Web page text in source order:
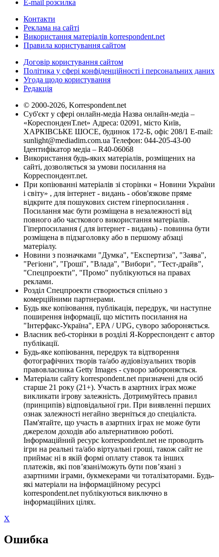
E-mail розсилка
Контакти
Реклама на сайті
Використання матеріалів korrespondent.net
Правила користування сайтом
Договір користування сайтом
Політика у сфері конфіденційності і персональних даних
Угода щодо користування
Редакція
© 2000-2026, Korrespondent.net
Суб'єкт у сфері онлайн-медіа Назва онлайн-медіа –
«КореспонденТ.net» Адреса: 02091, місто Київ,
ХАРКІВСЬКЕ ШОСЕ, будинок 172-Б, офіс 208/1 E-mail:
sunlight@mediadim.com.ua Телефон: 044-205-43-00
Ідентифікатор медіа – R40-06068
Використання будь-яких матеріалів, розміщених на
сайті, дозволяється за умови посилання на
Корреспондент.net.
При копіюванні матеріалів зі сторінки « Новини України
і світу» , для інтернет - видань - обов'язкове пряме
відкрите для пошукових систем гіперпосилання .
Посилання має бути розміщена в незалежності від
повного або часткового використання матеріалів.
Гіперпосилання ( для інтернет - видань) - повинна бути
розміщена в підзаголовку або в першому абзаці
матеріалу.
Новини з позначками "Думка", "Експертиза", "Заява",
"Регіони", "Гроші", "Влада", "Вибори", "Тест-драйв",
"Спецпроекти", "Промо" публікуються на правах
реклами.
Розділ Спецпроекти створюється спільно з
комерційними партнерами.
Будь яке копіювання, публікація, передрук, чи наступне
поширення інформації, що містить посилання на
"Інтерфакс-Україна", EPA / UPG, суворо забороняється.
Власник веб-сторінки в розділі Я-Корреспондент є автор
публікації.
Будь-яке копіювання, передрук та відтворення
фотографічних творів та/або аудіовізуальних творів
правовласника Getty Images - суворо забороняється.
Матеріали сайту korrespondent.net призначені для осіб
старше 21 року (21+). Участь в азартних іграх може
викликати ігрову залежність. Дотримуйтесь правил
(принципів) відповідальної гри. При виявленні перших
ознак залежності негайно зверніться до спеціаліста.
Пам'ятайте, що участь в азартних іграх не може бути
джерелом доходів або альтернативою роботі.
Інформаційний ресурс korrespondent.net не проводить
ігри на реальні та/або віртуальні гроші, також сайт не
приймає ні в якій формі оплату ставок та інших
платежів, які пов’язані/можуть бути пов’язані з
азартними іграми, букмекерами чи тоталізаторами. Будь-
які матеріали на інформаційному ресурсі
korrespondent.net публікуються виключно в
інформаційних цілях.
X
Ошибка